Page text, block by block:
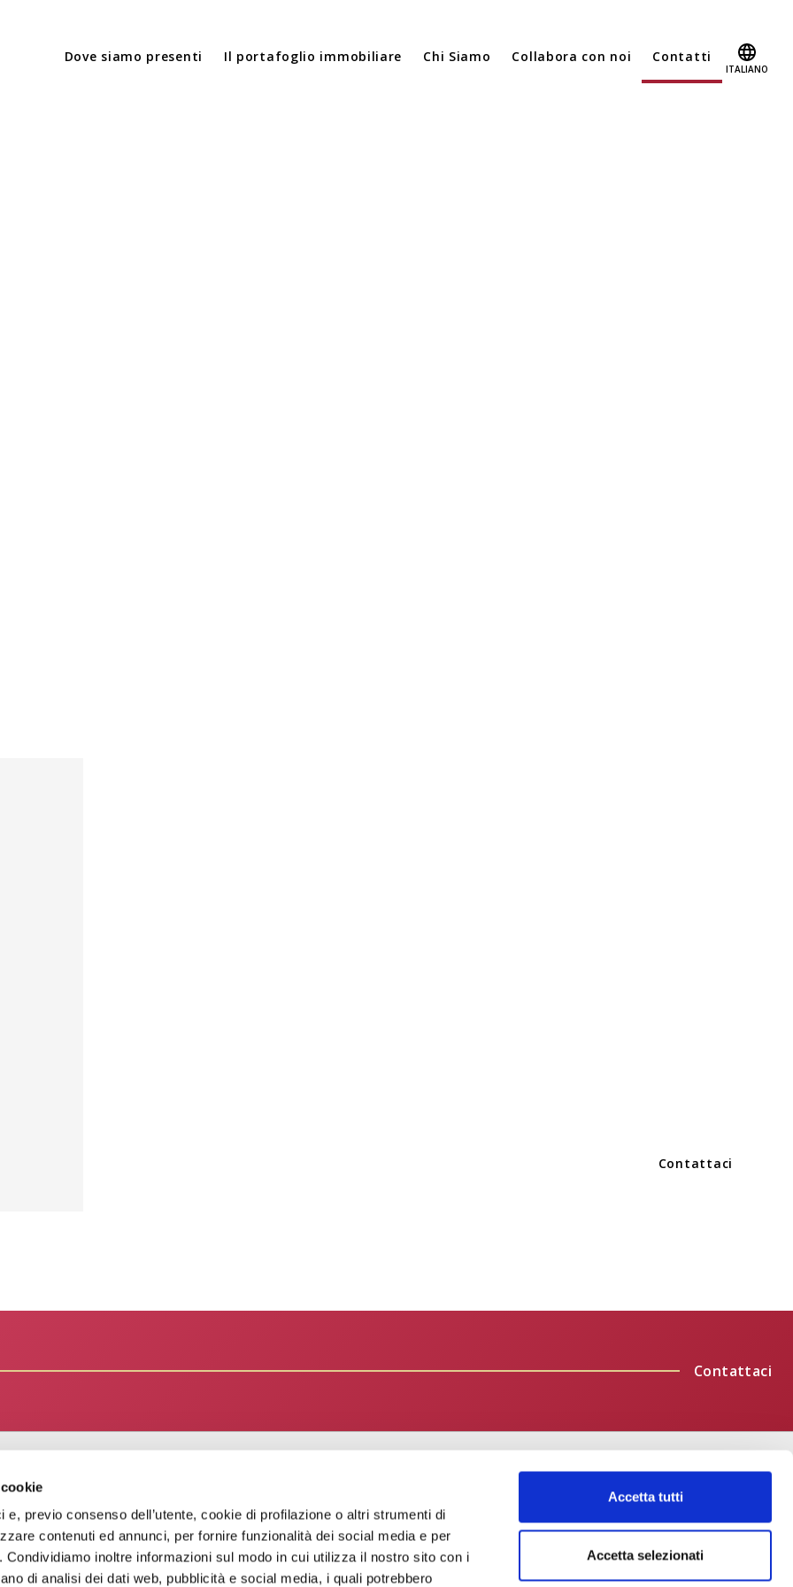
previo consenso dell’utente, cookie di profilazione o altri strumenti di
contenuti ed annunci, per fornire funzionalità dei social media e per
inoltre informazioni sul modo in cui utilizza il nostro sito con i
di analisi dei dati web, pubblicità e social media, i quali potrebbero
Accetta tutti
Accetta selezionati
Dove siamo presenti Il portafoglio immobiliare Chi Siamo Collabora con noi Contatti
ITALIANO
Contattaci
Contattaci
Holding
Chi siamo
Il Gruppo
Esplora
Direzione Generale